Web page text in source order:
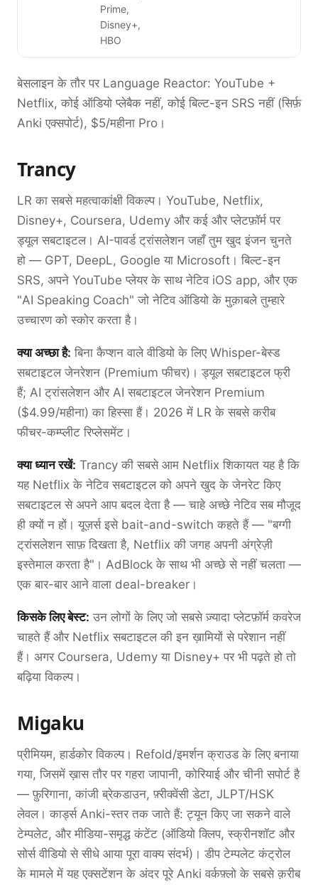
Prime,
Disney+,
HBO
बेसलाइन के तौर पर Language Reactor: YouTube +
Netflix, कोई ऑडियो प्लेबैक नहीं, कोई बिल्ट-इन SRS नहीं (सिर्फ़
Anki एक्सपोर्ट), $5/महीना Pro।
Trancy
LR का सबसे महत्वाकांक्षी विकल्प। YouTube, Netflix,
Disney+, Coursera, Udemy और कई और प्लेटफ़ॉर्म पर
ड्यूल सबटाइटल। AI-पावर्ड ट्रांसलेशन जहाँ तुम खुद इंजन चुनते
हो — GPT, DeepL, Google या Microsoft। बिल्ट-इन
SRS, अपने YouTube प्लेयर के साथ नेटिव iOS app, और एक
"AI Speaking Coach" जो नेटिव ऑडियो के मुक़ाबले तुम्हारे
उच्चारण को स्कोर करता है।
क्या अच्छा है: बिना कैप्शन वाले वीडियो के लिए Whisper-बेस्ड
सबटाइटल जेनरेशन (Premium फीचर)। ड्यूल सबटाइटल फ्री
हैं; AI ट्रांसलेशन और AI सबटाइटल जेनरेशन Premium
($4.99/महीना) का हिस्सा हैं। 2026 में LR के सबसे करीब
फीचर-कम्प्लीट रिप्लेसमेंट।
क्या ध्यान रखें: Trancy की सबसे आम Netflix शिकायत यह है कि
यह Netflix के नेटिव सबटाइटल को अपने खुद के जेनरेट किए
सबटाइटल से अपने आप बदल देता है — चाहे अच्छे नेटिव सब मौजूद
ही क्यों न हों। यूज़र्स इसे bait-and-switch कहते हैं — "बग्गी
ट्रांसलेशन साफ़ दिखता है, Netflix की जगह अपनी अंग्रेज़ी
इस्तेमाल करता है"। AdBlock के साथ भी अच्छे से नहीं चलता —
एक बार-बार आने वाला deal-breaker।
किसके लिए बेस्ट: उन लोगों के लिए जो सबसे ज़्यादा प्लेटफ़ॉर्म कवरेज
चाहते हैं और Netflix सबटाइटल की इन ख़ामियों से परेशान नहीं
हैं। अगर Coursera, Udemy या Disney+ पर भी पढ़ते हो तो
बढ़िया विकल्प।
Migaku
प्रीमियम, हार्डकोर विकल्प। Refold/इमर्शन क्राउड के लिए बनाया
गया, जिसमें ख़ास तौर पर गहरा जापानी, कोरियाई और चीनी सपोर्ट है
— फ़ुरिगाना, कांजी ब्रेकडाउन, फ़्रीक्वेंसी डेटा, JLPT/HSK
लेवल। कार्ड्स Anki-स्तर तक जाते हैं: ट्यून किए जा सकने वाले
टेम्पलेट, और मीडिया-समृद्ध कंटेंट (ऑडियो क्लिप, स्क्रीनशॉट और
सोर्स वीडियो से सीधे आया पूरा वाक्य संदर्भ)। डीप टेम्पलेट कंट्रोल
के मामले में यह एक्सटेंशन के अंदर पूरे Anki वर्कफ़्लो के सबसे क़रीब